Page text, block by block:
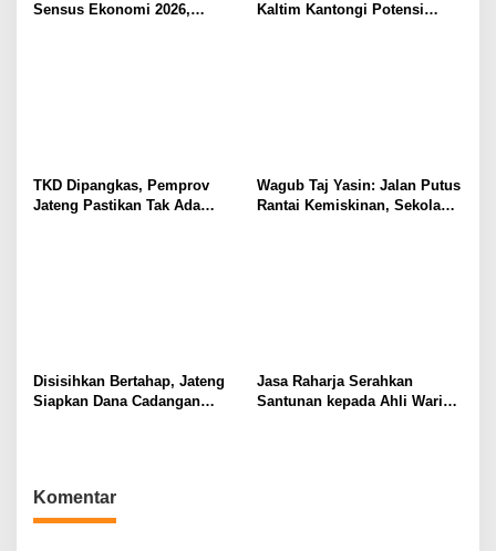
Sensus Ekonomi 2026,
Kaltim Kantongi Potensi
TKD Dipangkas, Pemprov
Jateng Pastikan Tak Ada
Wagub Taj Yasin: Jalan Putus
Rantai Kemiskinan, Sekolah
Disisihkan Bertahap, Jateng
Siapkan Dana Cadangan
Jasa Raharja Serahkan
Santunan kepada Ahli Waris
Komentar